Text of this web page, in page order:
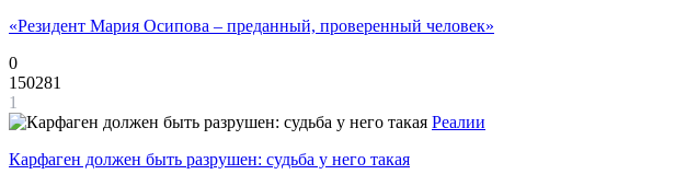
«Резидент Мария Осипова – преданный, проверенный человек»
0
150281
1
Реалии
Карфаген должен быть разрушен: судьба у него такая